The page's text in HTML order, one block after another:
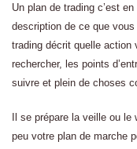
Un plan de trading c’est
description de ce que
trading décrit quelle action
rechercher, les points
suivre et plein de choses
Il se prépare la veille ou
peu votre plan de marche